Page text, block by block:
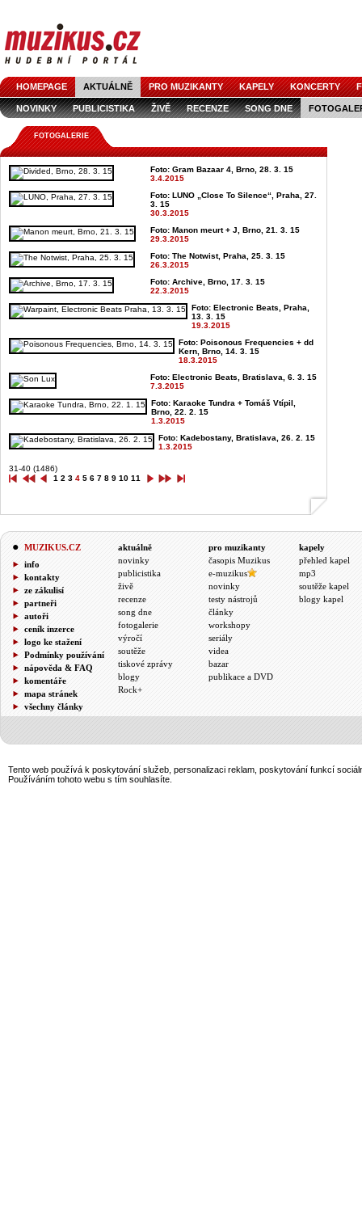
HOMEPAGE AKTUÁLNĚ PRO MUZIKANTY KAPELY KONCERTY
NOVINKY PUBLICISTIKA ŽIVĚ RECENZE SONG DNE
FOTOGALERIE
Foto: Gram Bazaar 4, Brno, 28. 3. 15
3.4.2015
Foto: LUNO „Close To Silence“, Praha, 27.
3. 15
30.3.2015
Foto: Manon meurt + J, Brno, 21. 3. 15
29.3.2015
Foto: The Notwist, Praha, 25. 3. 15
26.3.2015
Foto: Archive, Brno, 17. 3. 15
22.3.2015
Foto: Electronic Beats, Praha,
13. 3. 15
19.3.2015
Foto: Poisonous Frequencies + dd
Kern, Brno, 14. 3. 15
18.3.2015
Foto: Electronic Beats, Bratislava, 6. 3. 15
7.3.2015
Foto: Karaoke Tundra + Tomáš Vtípil,
Brno, 22. 2. 15
1.3.2015
Foto: Kadebostany, Bratislava, 26. 2. 15
1.3.2015
31-40 (1486)
1 2 3 4 5 6 7 8 9 10 11
MUZIKUS.CZ
info
kontakty
ze zákulisí
partneři
autoři
ceník inzerce
logo ke stažení
Podmínky používání
nápověda & FAQ
komentáře
mapa stránek
všechny články
aktuálně
novinky
publicistika
živě
recenze
song dne
fotogalerie
výročí
soutěže
tiskové zprávy
blogy
Rock+
pro muzikanty
časopis Muzikus
e-muzikus
novinky
testy nástrojů
články
workshopy
seriály
videa
bazar
publikace a DVD
kapely
přehled kapel
mp3
soutěže kapel
blogy kapel
Tento web používá k poskytování služeb, personalizaci reklam, poskytování funkcí
Používáním tohoto webu s tím souhlasíte.